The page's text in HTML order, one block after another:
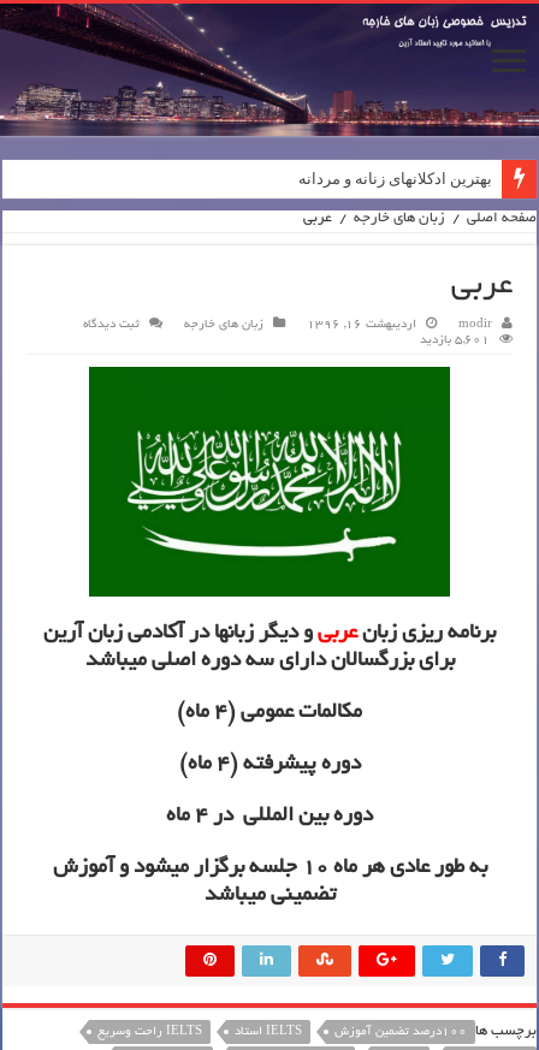
بهترین ادکلانهای زنانه و مردانه
صفحه اصلی / زبان های خارجه / عربی
عربی
modir اردیبهشت 16, 1396 زبان های خارجه
ثبت دیدگاه
5,601 بازدید
برنامه ریزی زبانعربی و دیگر زبانها در آکادمی زبان آرین
برای بزرگسالان دارای سه دوره اصلی میباشد
مکالمات عمومی (4 ماه)
دوره پیشرفته (4 ماه)
دوره بین المللی در 4 ماه
به طور عادی هر ماه 10 جلسه برگزار میشود و آموزش
تضمینی میباشد
برچسب ها 100درصد تضمین آموزش IELTS استاد
IELTS راحت وسریع